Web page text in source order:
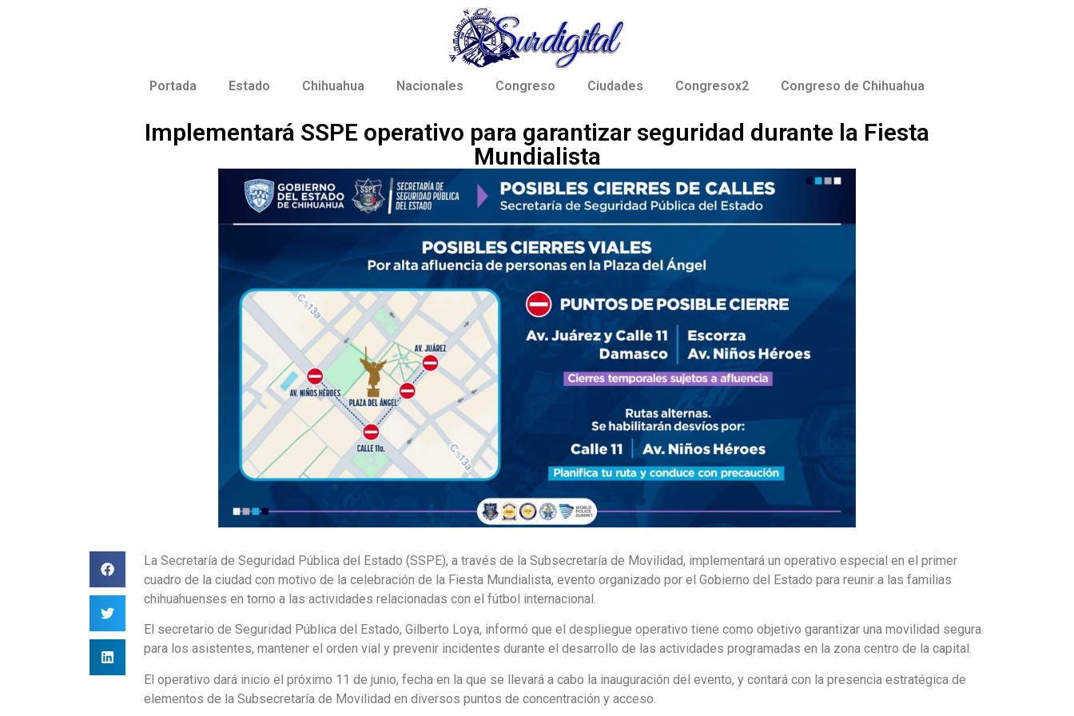
Portada Estado Chihuahua Nacionales Congreso Ciudades Congresox2 Congreso de Chihuahua
Implementará SSPE operativo para garantizar seguridad durante la Fiesta
Mundialista
La Secretaría de Seguridad Pública del Estado (SSPE), a través de la Subsecretaría de Movilidad, implementará un operativo especial en el primer
cuadro de la ciudad con motivo de la celebración de la Fiesta Mundialista, evento organizado por el Gobierno del Estado para reunir a las familias
chihuahuenses en torno a las actividades relacionadas con el fútbol internacional.
El secretario de Seguridad Pública del Estado, Gilberto Loya, informó que el despliegue operativo tiene como objetivo garantizar una movilidad segura
para los asistentes, mantener el orden vial y prevenir incidentes durante el desarrollo de las actividades programadas en la zona centro de la capital.
El operativo dará inicio el próximo 11 de junio, fecha en la que se llevará a cabo la inauguración del evento, y contará con la presencia estratégica de
elementos de la Subsecretaría de Movilidad en diversos puntos de concentración y acceso.